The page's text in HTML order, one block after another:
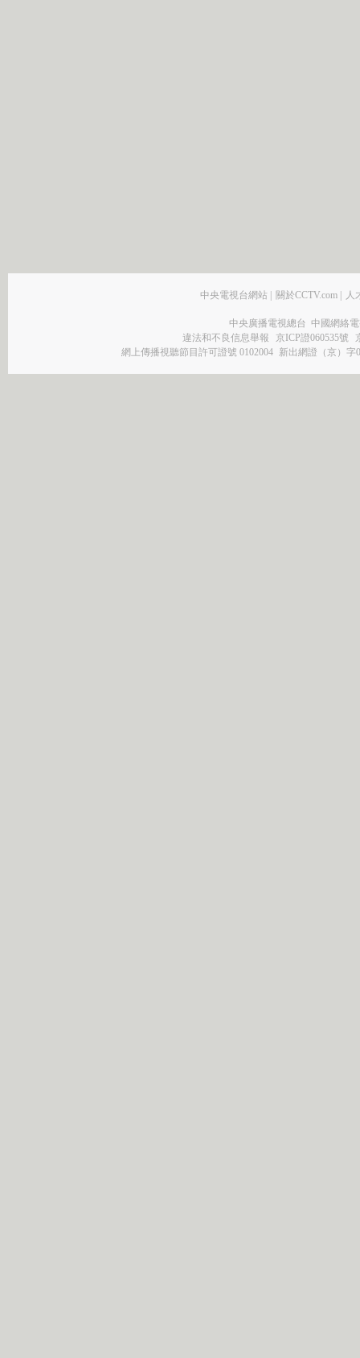
中央電視台網站 關於CCTV.com 人
中央廣播電視總台 中國網絡
違法和不良信息舉報
京ICP證060535號
網上傳播視聽節目許可證號 0102004 新出網證（京）